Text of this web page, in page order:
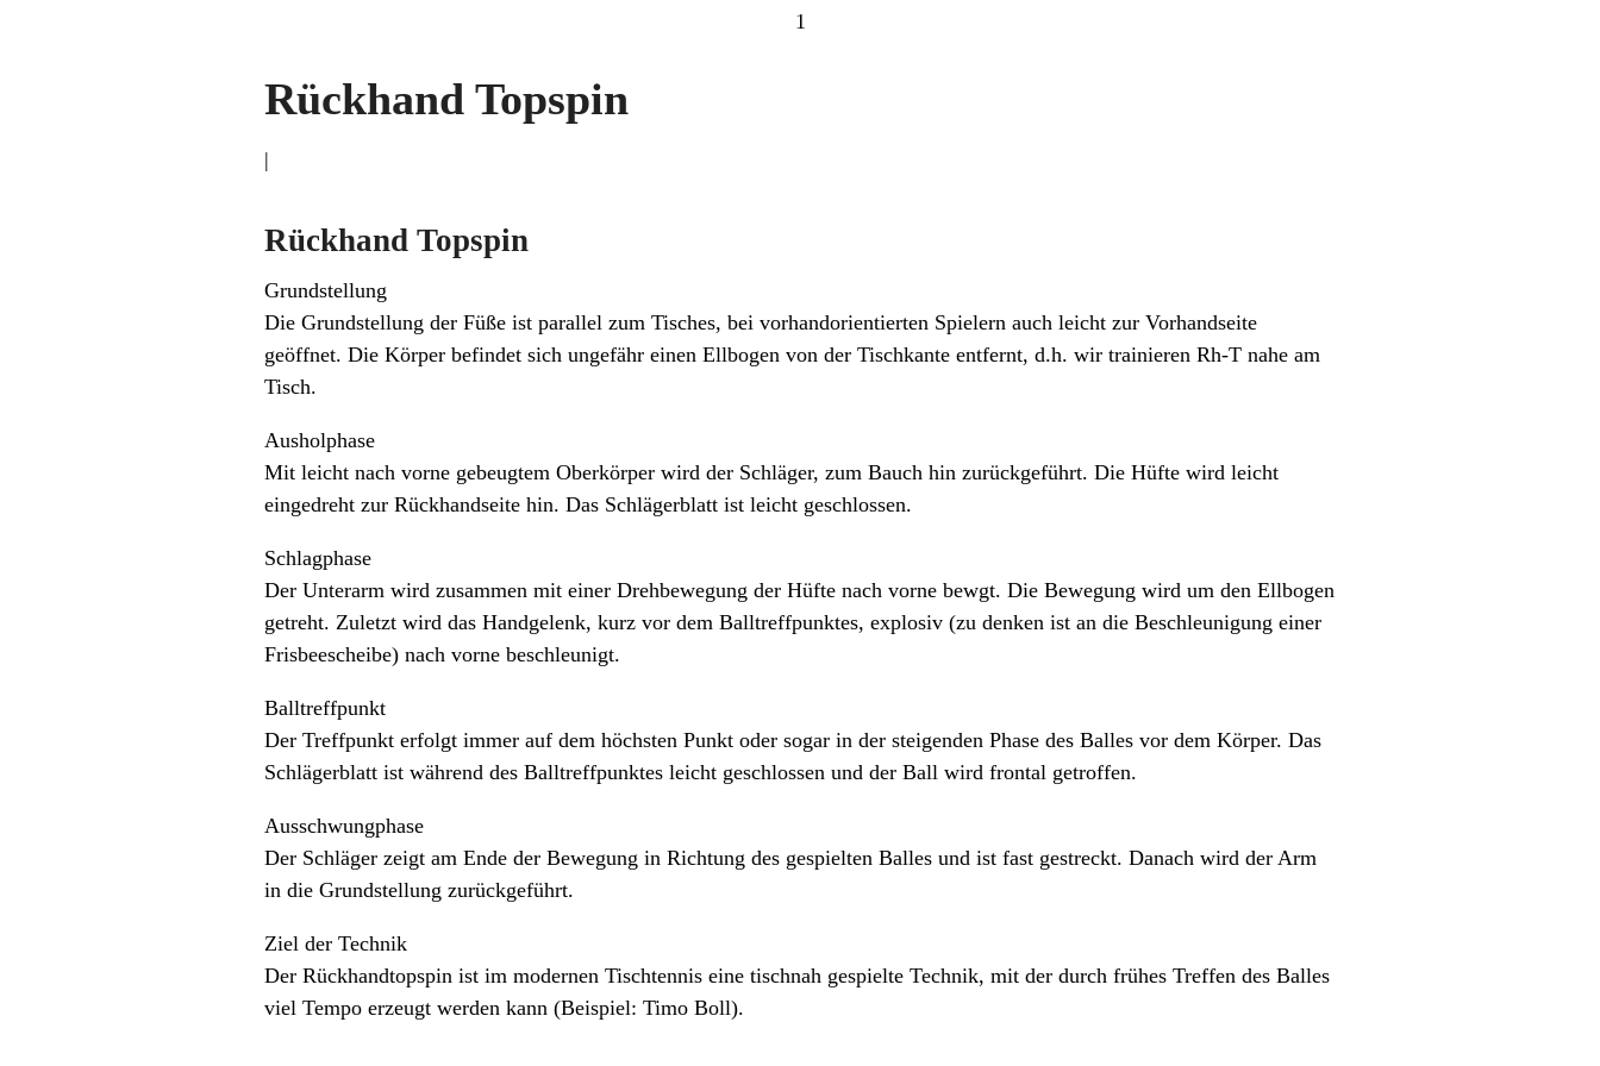
1
Rückhand Topspin
|
Rückhand Topspin
Grundstellung
Die Grundstellung der Füße ist parallel zum Tisches, bei vorhandorientierten Spielern auch leicht zur Vorhandseite
geöffnet. Die Körper befindet sich ungefähr einen Ellbogen von der Tischkante entfernt, d.h. wir trainieren Rh-T nahe am
Tisch.
Ausholphase
Mit leicht nach vorne gebeugtem Oberkörper wird der Schläger, zum Bauch hin zurückgeführt. Die Hüfte wird leicht
eingedreht zur Rückhandseite hin. Das Schlägerblatt ist leicht geschlossen.
Schlagphase
Der Unterarm wird zusammen mit einer Drehbewegung der Hüfte nach vorne bewgt. Die Bewegung wird um den Ellbogen
getreht. Zuletzt wird das Handgelenk, kurz vor dem Balltreffpunktes, explosiv (zu denken ist an die Beschleunigung einer
Frisbeescheibe) nach vorne beschleunigt.
Balltreffpunkt
Der Treffpunkt erfolgt immer auf dem höchsten Punkt oder sogar in der steigenden Phase des Balles vor dem Körper. Das
Schlägerblatt ist während des Balltreffpunktes leicht geschlossen und der Ball wird frontal getroffen.
Ausschwungphase
Der Schläger zeigt am Ende der Bewegung in Richtung des gespielten Balles und ist fast gestreckt. Danach wird der Arm
in die Grundstellung zurückgeführt.
Ziel der Technik
Der Rückhandtopspin ist im modernen Tischtennis eine tischnah gespielte Technik, mit der durch frühes Treffen des Balles
viel Tempo erzeugt werden kann (Beispiel: Timo Boll).